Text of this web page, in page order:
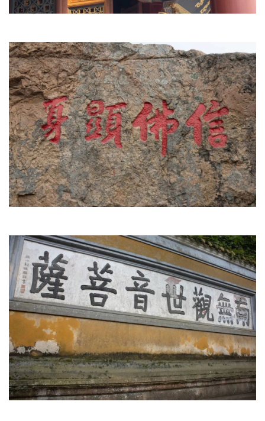
资
讯